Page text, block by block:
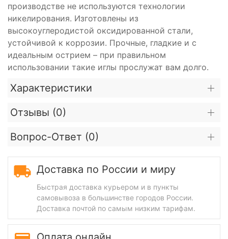
производстве не используются технологии
никелирования. Изготовлены из
высокоуглеродистой оксидированной стали,
устойчивой к коррозии. Прочные, гладкие и с
идеальным острием – при правильном
использовании такие иглы прослужат вам долго.
Характеристики
Отзывы (0)
Вопрос-Ответ (0)
Доставка по России и миру
Быстрая доставка курьером и в пункты
самовывоза в большинстве городов России.
Доставка почтой по самым низким тарифам.